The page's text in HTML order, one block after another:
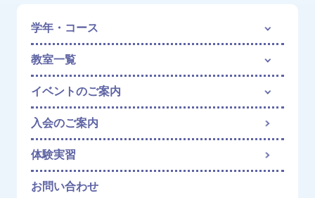
学年・コース
教室一覧
イベントのご案内
入会のご案内
体験実習
お問い合わせ